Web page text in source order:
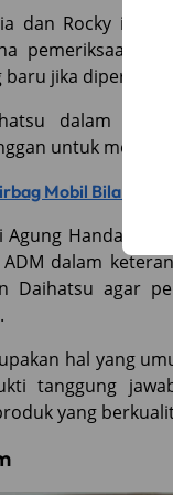
dan Rocky ini
pemeriksaan
jika diperlukan.
dalam
untuk
Mobil Bila Harus
Handayani
dalam
Daihatsu agar
hal yang
tanggung
yang